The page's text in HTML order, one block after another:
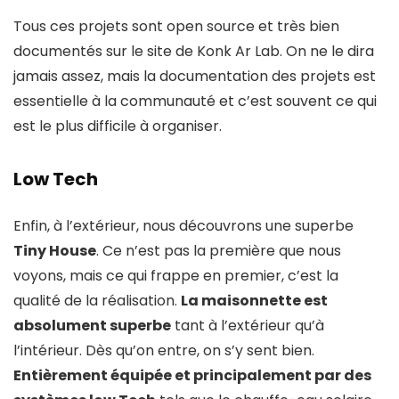
Tous ces projets sont open source et très bien
documentés sur le site de Konk Ar Lab. On ne le dira
jamais assez, mais la documentation des projets est
essentielle à la communauté et c’est souvent ce qui
est le plus difficile à organiser.
Low Tech
Enfin, à l’extérieur, nous découvrons une superbe
Tiny House. Ce n’est pas la première que nous
voyons, mais ce qui frappe en premier, c’est la
qualité de la réalisation. La maisonnette est
absolument superbe tant à l’extérieur qu’à
l’intérieur. Dès qu’on entre, on s’y sent bien.
Entièrement équipée et principalement par des